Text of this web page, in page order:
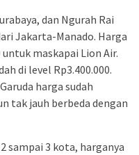
dan Ngurah Rai
Jakarta-Manado. Harga
untuk maskapai Lion Air.
di level Rp3.400.000.
harga sudah
tak jauh berbeda dengan
sampai 3 kota, harganya